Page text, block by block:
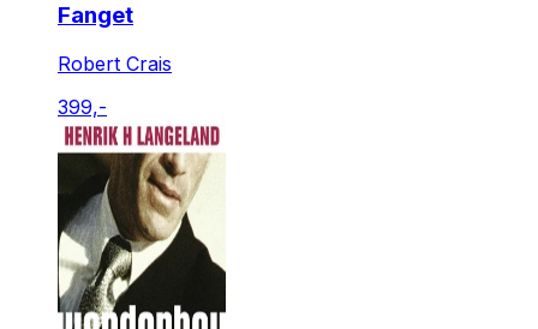
Fanget
Robert Crais
399,-